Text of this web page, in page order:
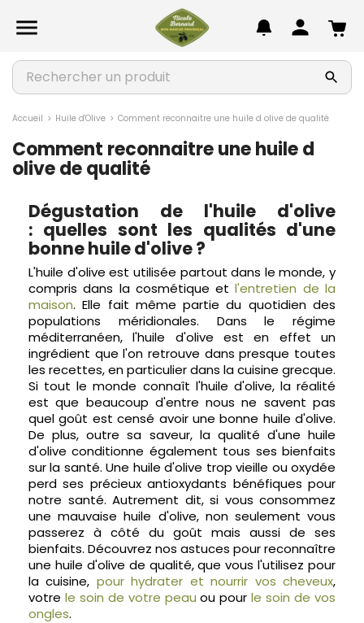

chevron_leftAutour de l'olive
TOUT VOIR chevron_right
Huiles d’olive chevron_right
Olives et préparations chevron_right
Recettes gourmandes chevron_right
chevron_leftApéritif
TOUT VOIR chevron_right
Charcuteries chevron_right
Limonades chevron_right
Tartinables chevron_right
chevron_leftEpicerie salée
TOUT VOIR chevron_right
Accompagnements chevron_right
Plats cuisinés chevron_right
Sauces & Condiments chevron_right
Saveurs de la mer chevron_right
Soupes chevron_right
chevron_leftDouceurs sucrées
TOUT VOIR chevron_right
Biscuits & Desserts chevron_right
Chocolats chevron_right
Confiseries chevron_right
Miel et produits de la ruche chevron_right
chevron_leftConfitures
TOUT VOIR chevron_right
Confitures chevron_right
Gelées chevron_right
Marmelades chevron_right
chevron_leftBeauté & Bien-être
TOUT VOIR chevron_right
Bougies Parfumées chevron_right
Compléments alimentaires chevron_right
Cosmétiques Provençaux chevron_right
chevron_leftIdées Cadeaux & Coffrets
TOUT VOIR chevron_right
Coffrets Cadeaux chevron_right
Idées Cadeaux chevron_right
Accueil Huile d'Olive Comment reconnaitre une huile d olive de qualité
Comment reconnaitre une huile d
olive de qualité
Dégustation de l'huile d'olive
: quelles sont les qualités d'une
bonne huile d'olive ?
L'huile d'olive est utilisée partout dans le monde, y
compris dans la cosmétique etl'entretien de la
maison. Elle fait même partie du quotidien des
populations méridionales. Dans le régime
méditerranéen, l'huile d'olive est en effet un
ingrédient que l'on retrouve dans presque toutes
les recettes, en particulier dans la cuisine grecque.
Si tout le monde connaît l'huile d'olive, la réalité
est que beaucoup d'entre nous ne savent pas
quel goût est censé avoir une bonne huile d'olive.
De plus, outre sa saveur, la qualité d'une huile
d'olive conditionne également tous ses bienfaits
sur la santé. Une huile d'olive trop vieille ou oxydée
perd ses précieux antioxydants bénéfiques pour
notre santé. Autrement dit, si vous consommez
une mauvaise huile d'olive, non seulement vous
passerez à côté du goût mais aussi de ses
bienfaits. Découvrez nos astuces pour reconnaître
une huile d'olive de qualité, que vous l'utilisez pour
la cuisine, pour hydrater et nourrir vos cheveux,
votre le soin de votre peau ou pourle soin de vos
ongles.